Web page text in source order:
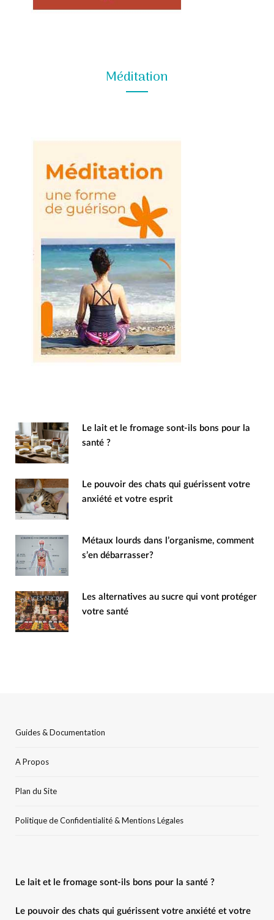
Méditation
Le lait et le fromage sont-ils bons pour la
santé ?
Le pouvoir des chats qui guérissent votre
anxiété et votre esprit
Métaux lourds dans l’organisme, comment
s’en débarrasser?
Les alternatives au sucre qui vont protéger
votre santé
Guides & Documentation
A Propos
Plan du Site
Politique de Confidentialité & Mentions Légales
Le lait et le fromage sont-ils bons pour la santé ?
Le pouvoir des chats qui guérissent votre anxiété et votre